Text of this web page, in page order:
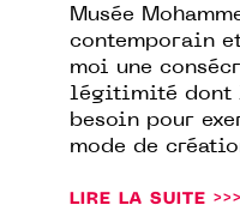
Musée
contemporain
moi une
légitimité dont
besoin pour
mode de
LIRE LA SUITE >>>